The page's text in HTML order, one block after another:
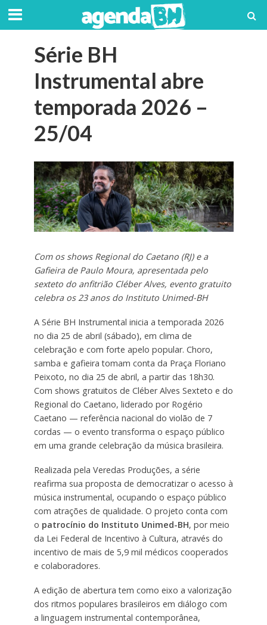
Série BH
Instrumental abre
temporada 2026 –
25/04
Com os shows Regional do Caetano (RJ) e a
Gafieira de Paulo Moura, apresentada pelo
sexteto do anfitrião Cléber Alves, evento gratuito
celebra os 23 anos do Instituto Unimed-BH
A Série BH Instrumental inicia a temporada 2026
no dia 25 de abril (sábado), em clima de
celebração e com forte apelo popular. Choro,
samba e gafieira tomam conta da Praça Floriano
Peixoto, no dia 25 de abril, a partir das 18h30.
Com shows gratuitos de Cléber Alves Sexteto e do
Regional do Caetano, liderado por Rogério
Caetano — referência nacional do violão de 7
cordas — o evento transforma o espaço público
em uma grande celebração da música brasileira.
Realizada pela Veredas Produções, a série
reafirma sua proposta de democratizar o acesso à
música instrumental, ocupando o espaço público
com atrações de qualidade. O projeto conta com
o patrocínio do Instituto Unimed-BH, por meio
da Lei Federal de Incentivo à Cultura, através do
incentivo de mais de 5,9 mil médicos cooperados
e colaboradores.
A edição de abertura tem como eixo a valorização
dos ritmos populares brasileiros em diálogo com
a linguagem instrumental contemporânea,